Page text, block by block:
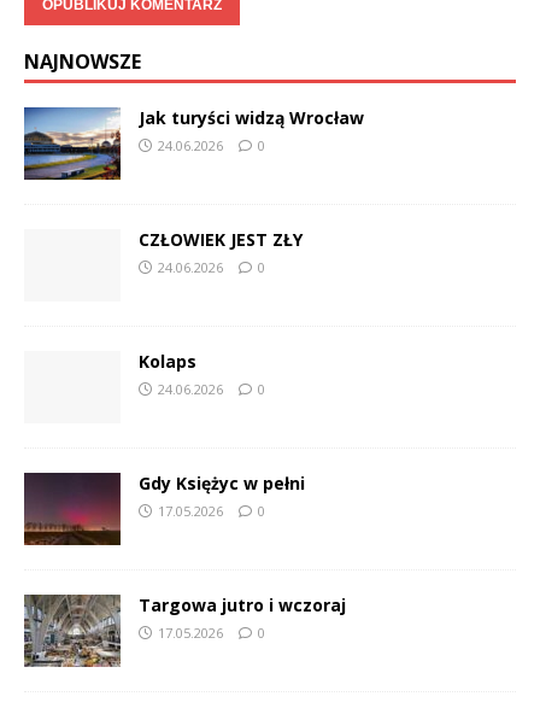
NAJNOWSZE
Jak turyści widzą Wrocław
24.06.2026 0
CZŁOWIEK JEST ZŁY
24.06.2026 0
Kolaps
24.06.2026 0
Gdy Księżyc w pełni
17.05.2026 0
Targowa jutro i wczoraj
17.05.2026 0